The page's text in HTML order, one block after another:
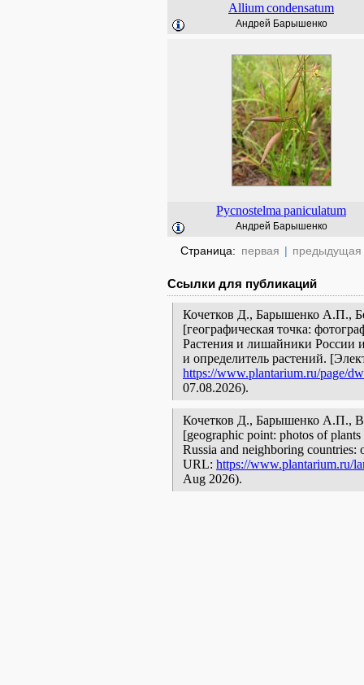
Alliumcondensatum
Андрей Барышенко
Pycnostelma paniculatum
Андрей Барышенко
Страница: первая | предыдущая
Ссылки для публикаций
Кочетков Д., Барышенко А.П.,
[географическая точка:
Растения и лишайники России
и определитель растений.
https://www.plantarium.ru/page/
07.08.2026).
Кочетков Д., Барышенко А.П.,
[geographic point: photos of
Russia and neighboring
URL: https://www.plantarium.ru/
Aug 2026).